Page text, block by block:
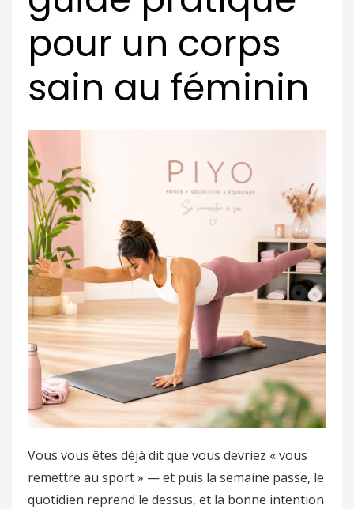
pour un corps
sain au féminin
Vous vous êtes déjà dit que vous devriez « vous
remettre au sport » — et puis la semaine passe, le
quotidien reprend le dessus, et la bonne intention